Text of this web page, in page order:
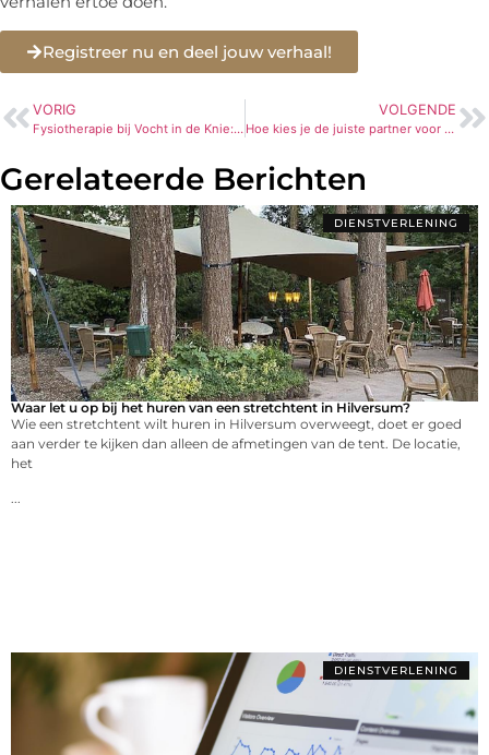
Registreer nu en deel jouw verhaal!
VORIG
Fysiotherapie bij Vocht in de Knie: Herstel en Vermindering van Klachten
VOLGENDE
Hoe kies je de juiste partner voor het uitbesteden van administratie?
Gerelateerde Berichten
DIENSTVERLENING
Waar let u op bij het huren van een stretchtent in Hilversum?
Wie een stretchtent wilt huren in Hilversum overweegt, doet er goed
aan verder te kijken dan alleen de afmetingen van de tent. De locatie,
het
...
DIENSTVERLENING